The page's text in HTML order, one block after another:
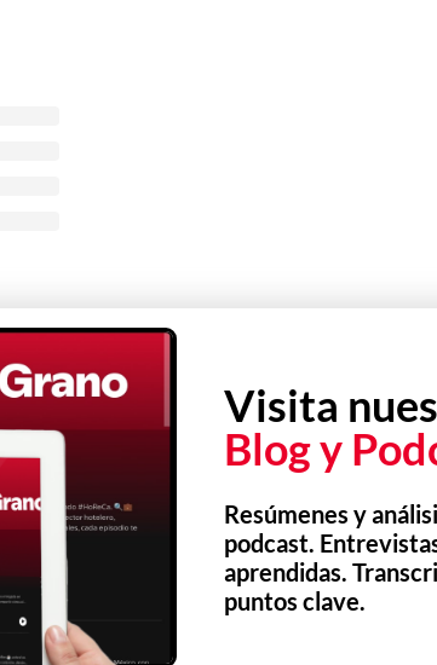
Visita
Blog y
Resúmenes y
podcast.
aprendidas.
puntos clave.